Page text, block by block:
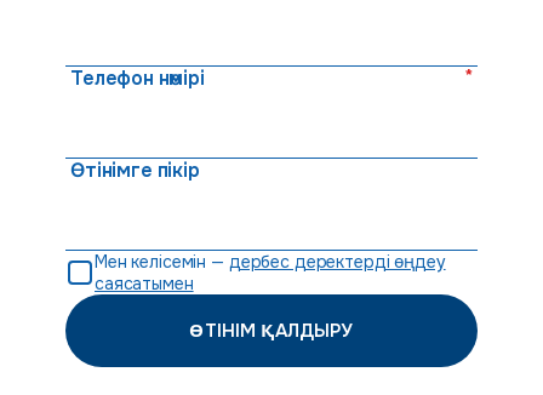
Телефон нөмірі *
Өтінімге пікір
Мен келісемін — дербес деректерді өңдеу
саясатымен
ӨТІНІМ ҚАЛДЫРУ